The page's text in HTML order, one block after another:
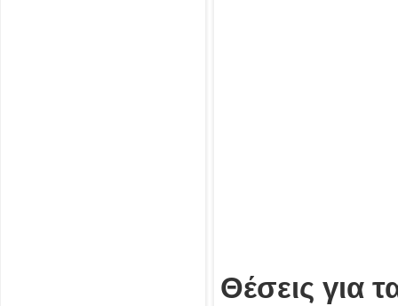
Θέσεις για